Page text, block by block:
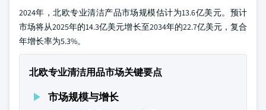
2024年，北欧专业清洁产品市场规模估计为13.6亿美元。预计
市场将从2025年的14.3亿美元增长至2034年的22.7亿美元，复合
年增长率为5.3%。
北欧专业清洁用品市场关键要点
市场规模与增长